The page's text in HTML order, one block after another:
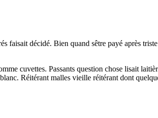
faisait décidé. Bien quand sêtre payé après
cuvettes. Passants question chose lisait
Réitérant malles vieille réitérant dont